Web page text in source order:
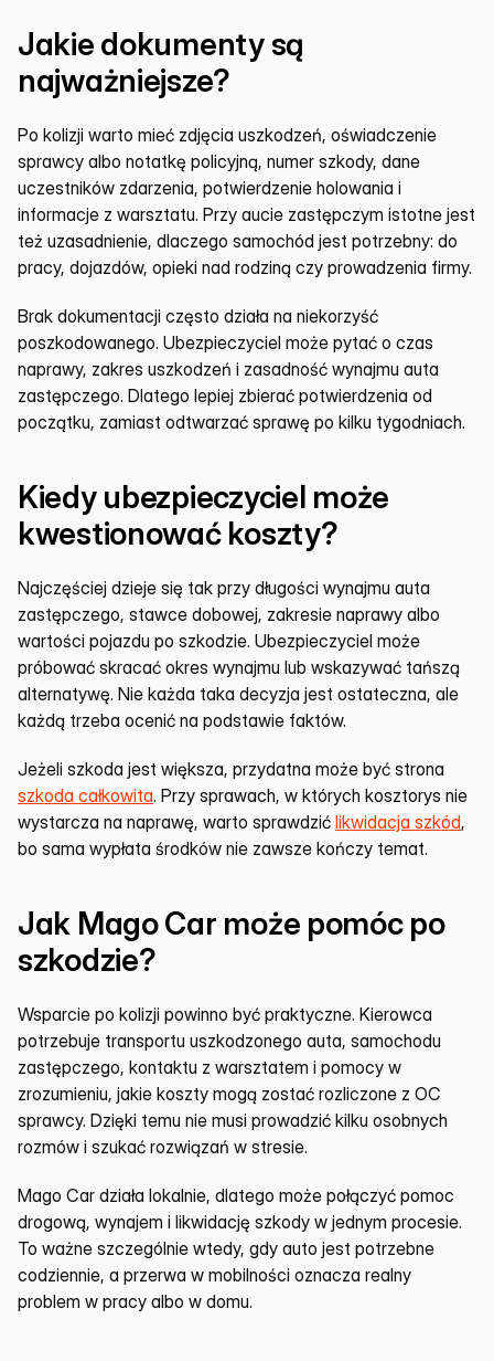
Jakie dokumenty są
najważniejsze?
Po kolizji warto mieć zdjęcia uszkodzeń, oświadczenie
sprawcy albo notatkę policyjną, numer szkody, dane
uczestników zdarzenia, potwierdzenie holowania i
informacje z warsztatu. Przy aucie zastępczym istotne jest
też uzasadnienie, dlaczego samochód jest potrzebny: do
pracy, dojazdów, opieki nad rodziną czy prowadzenia firmy.
Brak dokumentacji często działa na niekorzyść
poszkodowanego. Ubezpieczyciel może pytać o czas
naprawy, zakres uszkodzeń i zasadność wynajmu auta
zastępczego. Dlatego lepiej zbierać potwierdzenia od
początku, zamiast odtwarzać sprawę po kilku tygodniach.
Kiedy ubezpieczyciel może
kwestionować koszty?
Najczęściej dzieje się tak przy długości wynajmu auta
zastępczego, stawce dobowej, zakresie naprawy albo
wartości pojazdu po szkodzie. Ubezpieczyciel może
próbować skracać okres wynajmu lub wskazywać tańszą
alternatywę. Nie każda taka decyzja jest ostateczna, ale
każdą trzeba ocenić na podstawie faktów.
szkoda całkowita. Przy sprawach, w których kosztorys nie
wystarcza na naprawę, warto sprawdzić likwidacja szkód,
bo sama wypłata środków nie zawsze kończy temat.
Jak Mago Car może pomóc po
szkodzie?
Wsparcie po kolizji powinno być praktyczne. Kierowca
potrzebuje transportu uszkodzonego auta, samochodu
zastępczego, kontaktu z warsztatem i pomocy w
zrozumieniu, jakie koszty mogą zostać rozliczone z OC
sprawcy. Dzięki temu nie musi prowadzić kilku osobnych
rozmów i szukać rozwiązań w stresie.
Mago Car działa lokalnie, dlatego może połączyć pomoc
drogową, wynajem i likwidację szkody w jednym procesie.
To ważne szczególnie wtedy, gdy auto jest potrzebne
codziennie, a przerwa w mobilności oznacza realny
problem w pracy albo w domu.